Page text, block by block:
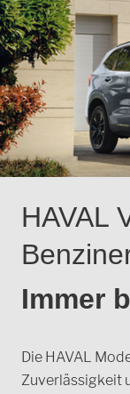
HAVAL
Immer
Die HAVAL
Zuverlässigkeit